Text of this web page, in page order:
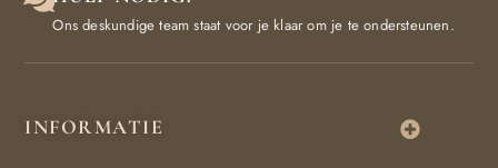
Ons deskundige team staat voor je klaar om je te ondersteunen.
INFORMATIE